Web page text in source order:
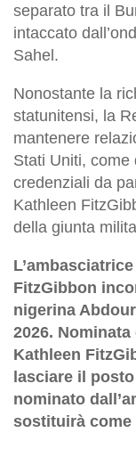
separato tra il
intaccato
Sahel.
Nonostante la
statunitensi, la
mantenere
Stati Uniti, come
credenziali da
Kathleen
della giunta
FitzGibbon
nigerina
2026.
Kathleen
lasciare il
nominato
sostituirà come